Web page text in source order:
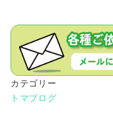
カテゴリー
トマブログ